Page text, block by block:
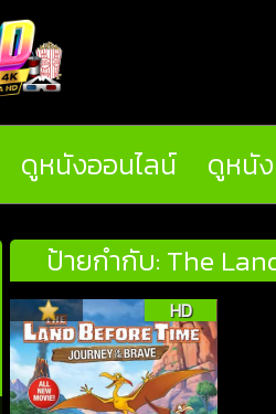
ดูหนังออนไลน์ ดูหนั
ป้ายกำกับ: The
HD